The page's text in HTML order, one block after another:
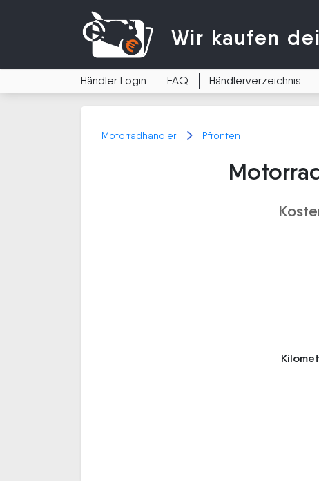
Wir kaufen
Händler Login FAQ Händlerverzeichnis
Motorradhändler Pfronten